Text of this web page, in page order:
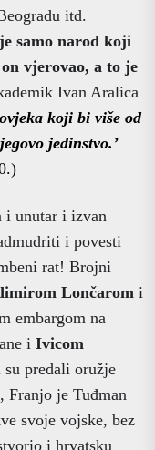
itd.
samo narod koji
vjerovao, a to je
Ivan Aralica
koji bi više od
jedinstvo.’
i unutar i izvan
i povesti
rat! Brojni
Lončarom i
embargom na
i Ivicom
predali oružje
Franjo je Tuđman
svoje vojske, bez
i hrvatsku